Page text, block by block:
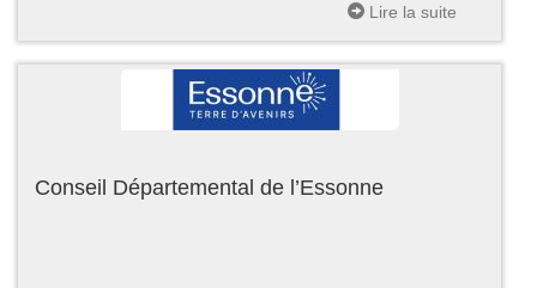
Lire la suite
Conseil Départemental de l’Essonne